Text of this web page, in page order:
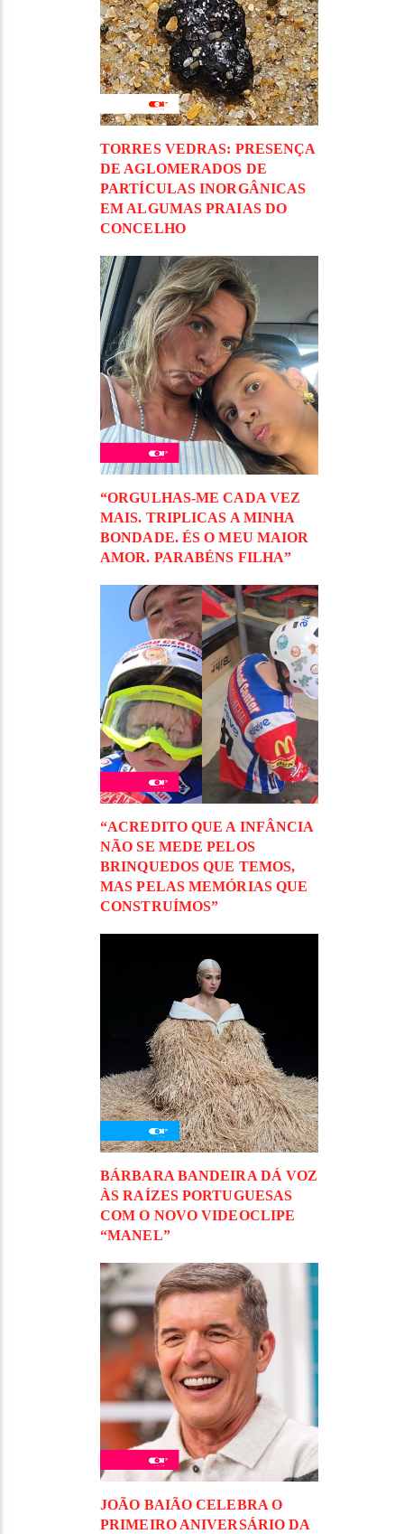
TORRES VEDRAS: PRESENÇA
DE AGLOMERADOS DE
PARTÍCULAS INORGÂNICAS
EM ALGUMAS PRAIAS DO
CONCELHO
“ORGULHAS-ME CADA VEZ
MAIS. TRIPLICAS A MINHA
BONDADE. ÉS O MEU MAIOR
AMOR. PARABÉNS FILHA”
“ACREDITO QUE A INFÂNCIA
NÃO SE MEDE PELOS
BRINQUEDOS QUE TEMOS,
MAS PELAS MEMÓRIAS QUE
CONSTRUÍMOS”
BÁRBARA BANDEIRA DÁ VOZ
ÀS RAÍZES PORTUGUESAS
COM O NOVO VIDEOCLIPE
“MANEL”
JOÃO BAIÃO CELEBRA O
PRIMEIRO ANIVERSÁRIO DA